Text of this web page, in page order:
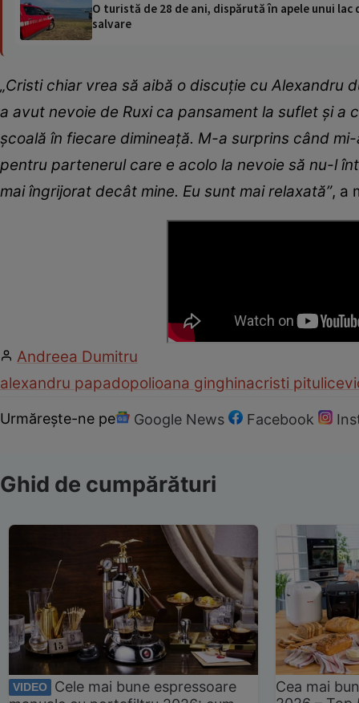
O turistă de 28 de ani, dispărută în apele unui
salvare
„Cristi chiar vrea să aibă o discuție cu Alexandru
a avut nevoie de Ruxi ca pansament la suflet și a
școală în fiecare dimineață. M-a surprins când
pentru partenerul care e acolo la nevoie să nu-l
mai îngrijorat decât mine. Eu sunt mai relaxată”, a
Andreea Dumitru
alexandru papadopolioana ginghinacristi pitulice
Urmărește-ne pe Google News Facebook
Ghid de cumpărături
VIDEO
Cele mai bune espressoare
Cea mai